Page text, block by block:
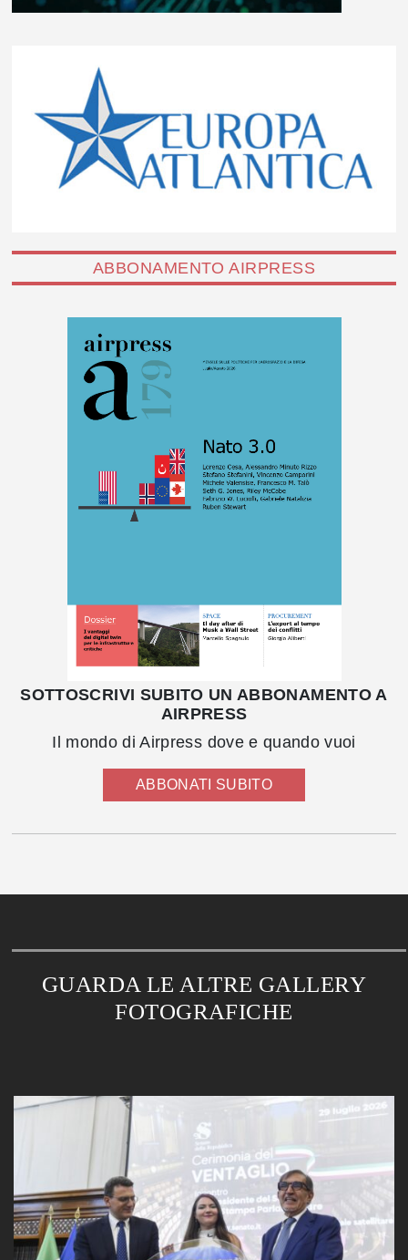
ABBONAMENTO AIRPRESS
SOTTOSCRIVI SUBITO UN ABBONAMENTO A
AIRPRESS
Il mondo di Airpress dove e quando vuoi
ABBONATI SUBITO
GUARDA LE ALTRE GALLERY
FOTOGRAFICHE